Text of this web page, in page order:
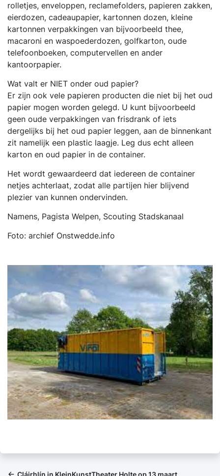
rolletjes, enveloppen, reclamefolders, papieren zakken,
eierdozen, cadeaupapier, kartonnen dozen, kleine
kartonnen verpakkingen van bijvoorbeeld thee,
macaroni en waspoederdozen, golfkarton, oude
telefoonboeken, computervellen en ander
kantoorpapier.
Wat valt er NIET onder oud papier?
Er zijn ook vele papieren producten die niet bij het oud
papier mogen worden gelegd. U kunt bijvoorbeeld
geen oude verpakkingen van frisdrank of iets
dergelijks bij het oud papier leggen, aan de binnenkant
zit namelijk een plastic laagje. Leg dus echt alleen
karton en oud papier in de container.
Het wordt gewaardeerd dat iedereen de container
netjes achterlaat, zodat alle partijen hier blijvend
plezier van kunnen ondervinden.
Namens, Pagista Welpen, Scouting Stadskanaal
Foto: archief Onstwedde.info
Cláirhlín in KleinKunstTheater Holte op 13 maart